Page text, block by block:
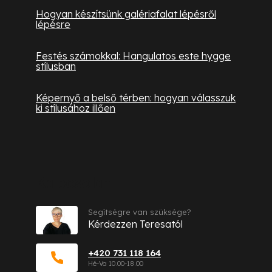
Hogyan készítsünk galériafalat lépésről
lépésre
Festés számokkal: Hangulatos este hygge
stílusban
Képernyő a belső térben: hogyan válasszuk
ki stílusához illően
+420 731 118 164
Segítségre van szüksége?
Kérdezzen Teresatól